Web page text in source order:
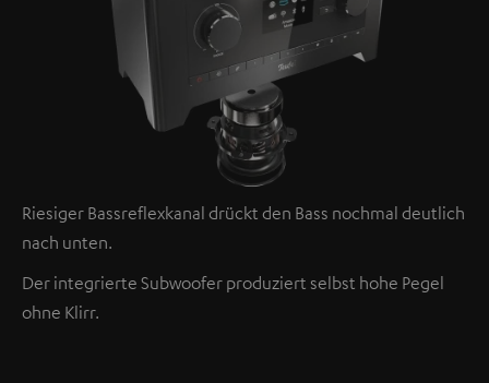
Riesiger Bassreflexkanal drückt den Bass nochmal deutlich
nach unten.
Der integrierte Subwoofer produziert selbst hohe Pegel
ohne Klirr.